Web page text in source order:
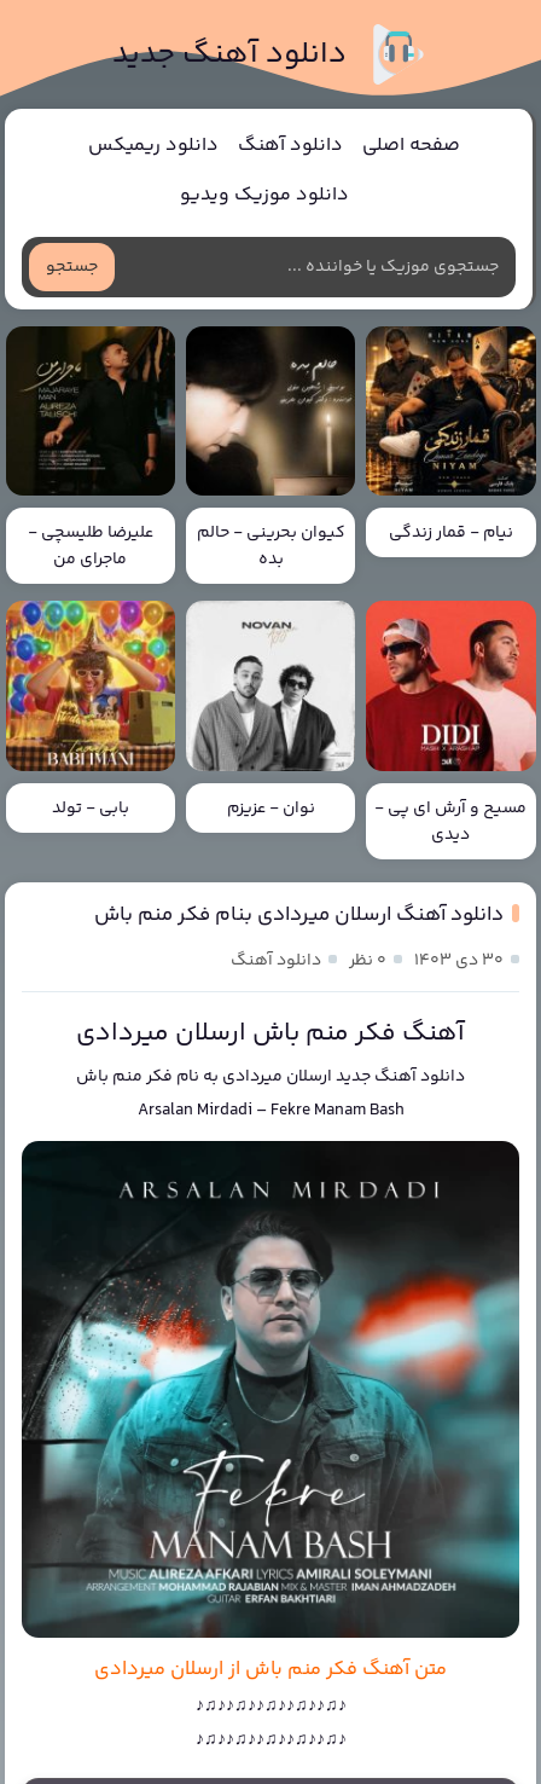
دانلود آهنگ جدید
صفحه اصلی دانلود آهنگ
دانلود ریمیکس
دانلود موزیک ویدیو
جستجو
نیام - قمار زندگی
کیوان بحرینی - حالم
بده
علیرضا طلیسچی -
ماجرای من
مسیح و آرش ای پی -
دیدی
نوان - عزیزم بابی - تولد
دانلود آهنگ ارسلان میردادی بنام فکر منم باش
۳۰ دی ۱۴۰۳ ۰ نظر دانلود آهنگ
آهنگ فکر منم باش ارسلان میردادی
دانلود آهنگ جدیدارسلان میردادی به نام فکر منم باش
Arsalan Mirdadi –Fekre Manam Bash
متن آهنگ فکر منم باش از ارسلان میردادی
♪♫♪♪♫♪♪♫♪♪♫♪♪♫♪
♪♫♪♪♫♪♪♫♪♪♫♪♪♫♪